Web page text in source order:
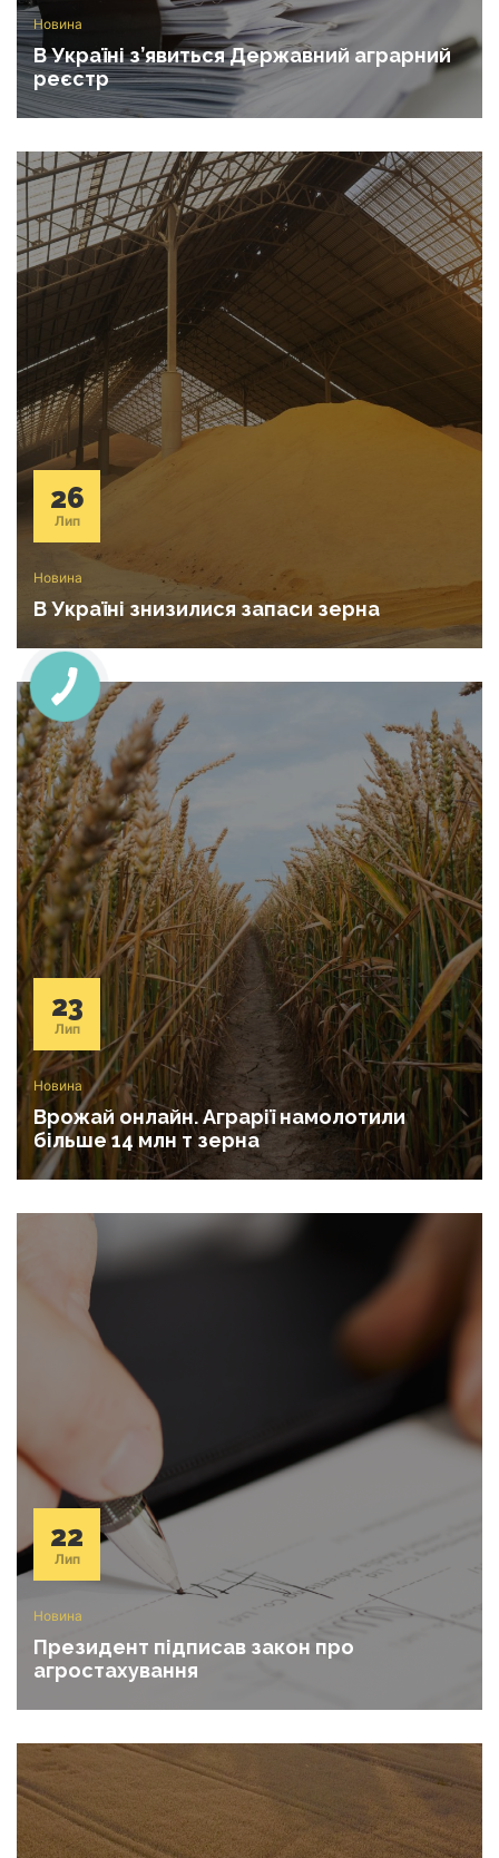
Новина
В Україні з’явиться Державний аграрний
реєстр
26
Лип
Новина
В Україні знизилися запаси зерна
23
Лип
Новина
Врожай онлайн. Аграрії намолотили
більше 14 млн т зерна
22
Лип
Новина
Президент підписав закон про
агростахування